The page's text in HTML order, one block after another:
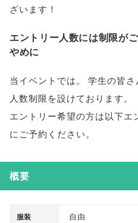
ざいます！
エントリー人数には制限が
やめに
当イベントでは。 学生の皆
人数制限を設けております。
エントリー希望の方は以下エ
にご予約ください。
概要
服装 自由